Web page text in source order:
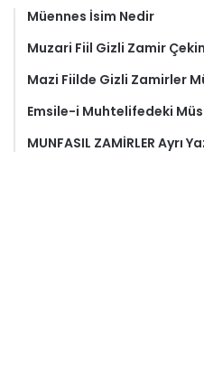
Müennes İsim Nedir
Muzari Fiil Gizli Zamir
Mazi Fiilde Gizli Zamirler
Emsile-i Muhtelifedeki
MUNFASIL ZAMİRLER Ayrı